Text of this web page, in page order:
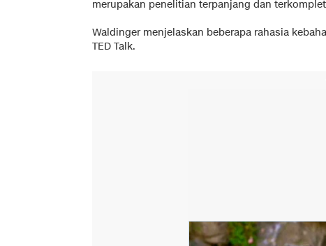
merupakan penelitian terpanjang dan
Waldinger menjelaskan beberapa rahasia
TED Talk.